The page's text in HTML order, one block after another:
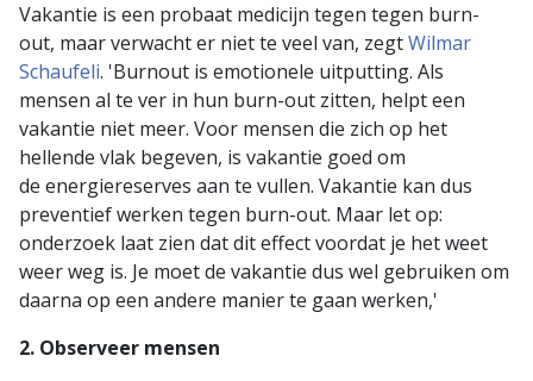
Vakantie is een probaat medicijn tegen tegen burn-
out, maar verwacht er niet te veel van, zegtWilmar
Schaufeli. 'Burnout is emotionele uitputting. Als
mensen al te ver in hun burn-out zitten, helpt een
vakantie niet meer. Voor mensen die zich op het
hellende vlak begeven, is vakantie goed om
de energiereserves aan te vullen. Vakantie kan dus
preventief werken tegen burn-out. Maar let op:
onderzoek laat zien dat dit effect voordat je het weet
weer weg is. Je moet de vakantie dus wel gebruiken om
daarna op een andere manier te gaan werken,'
2. Observeer mensen